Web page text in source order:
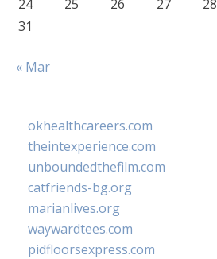
24
25 26 27 28
31
« Mar
okhealthcareers.com
theintexperience.com
unboundedthefilm.com
catfriends-bg.org
marianlives.org
waywardtees.com
pidfloorsexpress.com